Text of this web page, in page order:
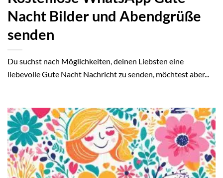
Nacht Bilder und Abendgrüße
senden
Du suchst nach Möglichkeiten, deinen Liebsten eine
liebevolle Gute Nacht Nachricht zu senden, möchtest aber...